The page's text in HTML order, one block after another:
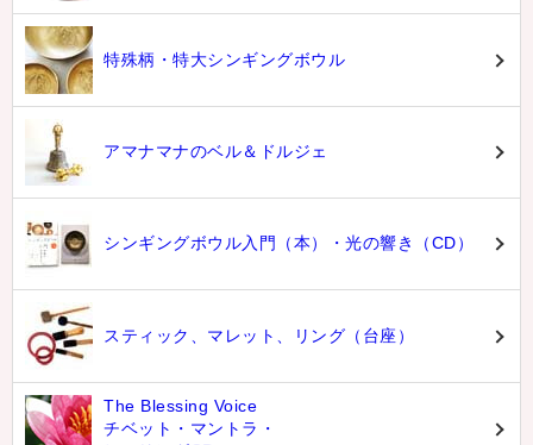
特殊柄・特大シンギングボウル
アマナマナのベル＆ドルジェ
シンギングボウル入門（本）・光の響き（CD）
スティック、マレット、リング（台座）
The Blessing Voice
チベット・マントラ・